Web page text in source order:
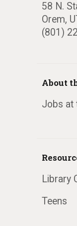
58 N.
Orem,
(801)
About
Jobs at
Library
Teens